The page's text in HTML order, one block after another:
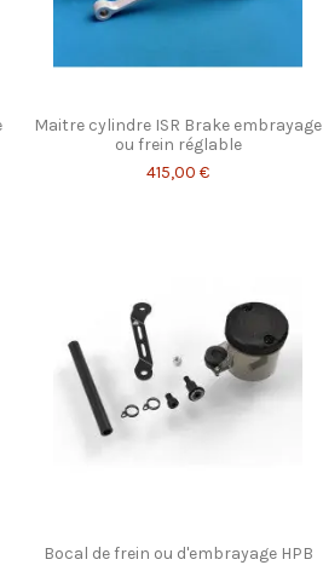
Maitre cylindre ISR Brake embrayage
ou frein réglable
415,00 €
Bocal de frein ou d'embrayage HPB